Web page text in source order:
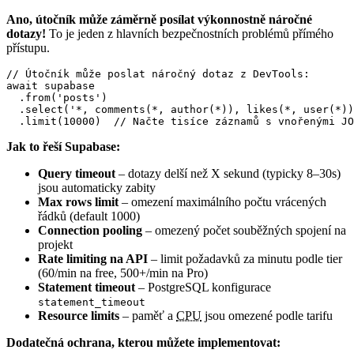
Ano, útočník může záměrně posílat výkonnostně náročné
dotazy! To je jeden z hlavních bezpečnostních problémů přímého
přístupu.
// Útočník může poslat náročný dotaz z DevTools:
await supabase
  .from('posts')
.select('*, comments(*, author(*)), likes(*,
.limit(10000)  // Načte tisíce záznamů s vnořenými
Jak to řeší Supabase:
Query timeout – dotazy delší než X sekund (typicky 8–30s)
jsou automaticky zabity
Max rows limit – omezení maximálního počtu vrácených
řádků (default 1000)
Connection pooling – omezený počet souběžných spojení na
projekt
Rate limiting na API – limit požadavků za minutu podle tier
(60/min na free, 500+/min na Pro)
Statement timeout – PostgreSQL konfigurace
statement_timeout
Resource limits – paměť a CPU jsou omezené podle tarifu
Dodatečná ochrana, kterou můžete implementovat: